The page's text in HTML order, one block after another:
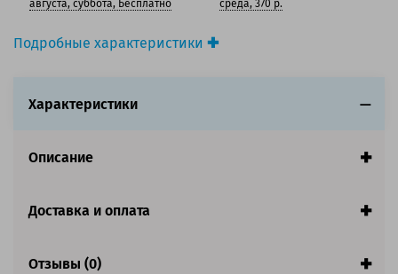
Подробные характеристики
Вид товара:Картридж лазерный
Ресурс:12 000 страниц формата А4 при 5%
Страна:Китай
125 баллов
августа, суббота, Бесплатно
среда, 370 р.
Характеристики
Описание
Доставка и оплата
Отзывы (0)